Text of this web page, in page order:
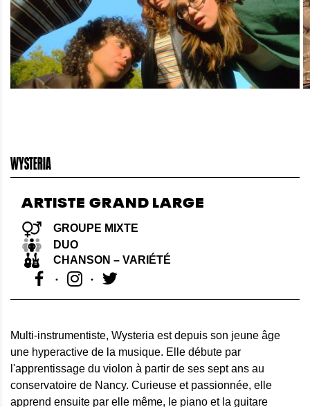
WYSTERIA
ARTISTE GRAND LARGE
GROUPE MIXTE
DUO
CHANSON – VARIÉTÉ
Multi-instrumentiste, Wysteria est depuis son jeune âge
une hyperactive de la musique. Elle débute par
l'apprentissage du violon à partir de ses sept ans au
conservatoire de Nancy. Curieuse et passionnée, elle
apprend ensuite par elle même, le piano et la guitare